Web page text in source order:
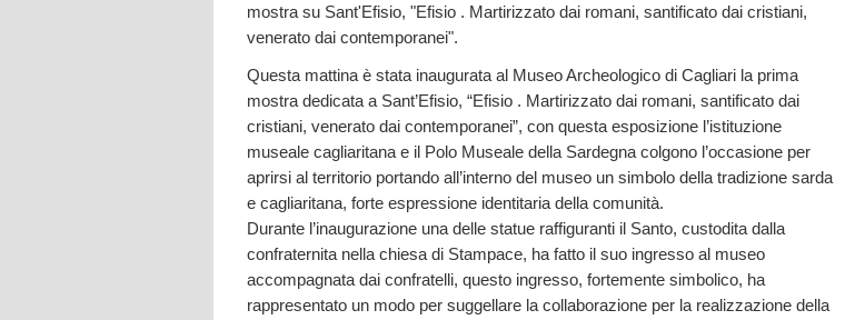
mostra su Sant'Efisio, "Efisio . Martirizzato dai romani, santificato dai cristiani,
venerato dai contemporanei".
Questa mattina è stata inaugurata al Museo Archeologico di Cagliari la prima
mostra dedicata a Sant’Efisio, “Efisio . Martirizzato dai romani, santificato dai
cristiani, venerato dai contemporanei”, con questa esposizione l’istituzione
museale cagliaritana e il Polo Museale della Sardegna colgono l’occasione per
aprirsi al territorio portando all’interno del museo un simbolo della tradizione sarda
e cagliaritana, forte espressione identitaria della comunità.
Durante l’inaugurazione una delle statue raffiguranti il Santo, custodita dalla
confraternita nella chiesa di Stampace, ha fatto il suo ingresso al museo
accompagnata dai confratelli, questo ingresso, fortemente simbolico, ha
rappresentato un modo per suggellare la collaborazione per la realizzazione della